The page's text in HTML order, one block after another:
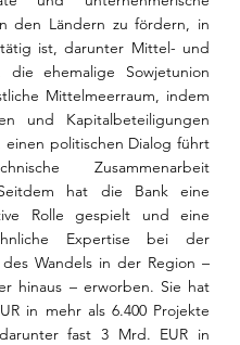
den Ländern zu fördern, in
ist, darunter Mittel- und
die ehemalige Sowjetunion
Mittelmeerraum, indem
und Kapitalbeteiligungen
einen politischen Dialog führt
Zusammenarbeit
hat die Bank eine
Rolle gespielt und eine
Expertise bei der
Wandels in der Region –
hinaus – erworben. Sie hat
in mehr als 6.400 Projekte
fast 3 Mrd. EUR in